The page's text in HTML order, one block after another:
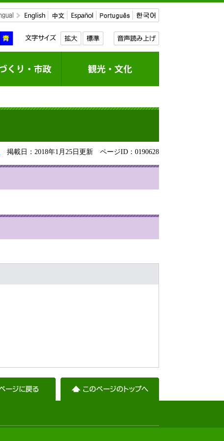
掲載日：2018年1月25日更新 ページID：0190628